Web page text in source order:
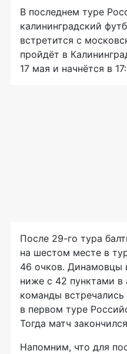
В последнем туре
калининградский
встретится с
пройдёт в
17 мая и начнётся в
После 29-го тура
на шестом месте в
46 очков. Динамовцы
ниже с 42 пунктами в
команды
в первом туре
Тогда матч
Напомним, что для